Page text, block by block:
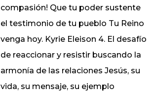
compasión! Que tu poder sustente
el testimonio de tu pueblo Tu Reino
venga hoy. Kyrie Eleison 4. El desafío
de reaccionar y resistir buscando la
armonía de las relaciones Jesús, su
vida, su mensaje, su ejemplo